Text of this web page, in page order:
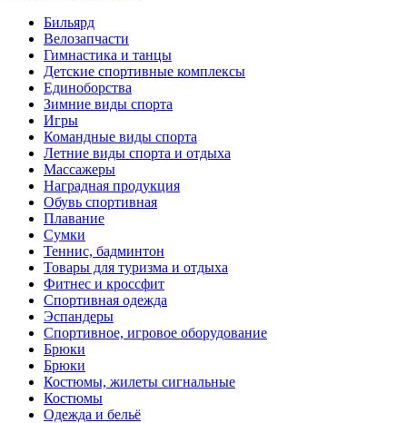
Бильярд
Велозапчасти
Гимнастика и танцы
Детские спортивные комплексы
Единоборства
Зимние виды спорта
Игры
Командные виды спорта
Летние виды спорта и отдыха
Массажеры
Наградная продукция
Обувь спортивная
Плавание
Сумки
Теннис, бадминтон
Товары для туризма и отдыха
Фитнес и кроссфит
Спортивная одежда
Эспандеры
Спортивное, игровое оборудование
Брюки
Брюки
Костюмы, жилеты сигнальные
Костюмы
Одежда и бельё